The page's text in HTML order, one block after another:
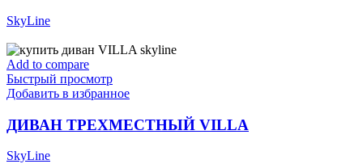
SkyLine
Add to compare
Быстрый просмотр
Добавить в избранное
ДИВАН ТРЕХМЕСТНЫЙ VILLA
SkyLine